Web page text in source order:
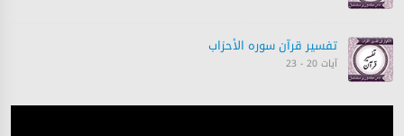
تفسیر قرآن سورہ ‎الأحزاب‎
آیات 20 - 23